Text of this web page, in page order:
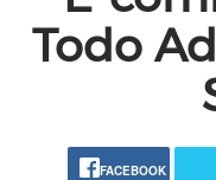
Todo
FACEBOOK